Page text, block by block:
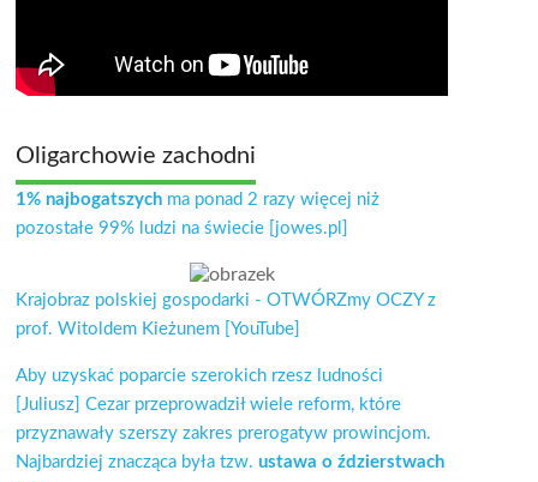
Oligarchowie zachodni
1% najbogatszych ma ponad 2 razy więcej niż
pozostałe 99% ludzi na świecie [jowes.pl]
Krajobraz polskiej gospodarki - OTWÓRZmy OCZY z
prof. Witoldem Kieżunem [YouTube]
Aby uzyskać poparcie szerokich rzesz ludności
[Juliusz] Cezar przeprowadził wiele reform, które
przyznawały szerszy zakres prerogatyw prowincjom.
Najbardziej znacząca była tzw.ustawa o ździerstwach